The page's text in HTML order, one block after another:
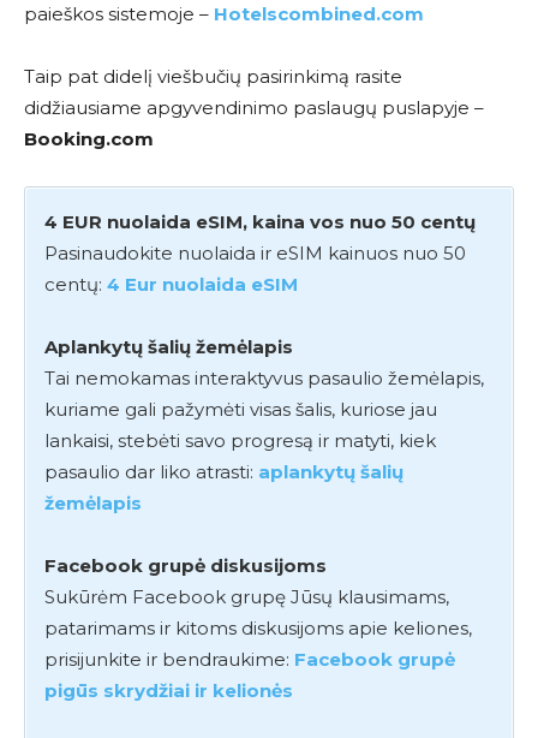
paieškos sistemoje – Hotelscombined.com
Taip pat didelį viešbučių pasirinkimą rasite
didžiausiame apgyvendinimo paslaugų puslapyje –
Booking.com
4 EUR nuolaida eSIM, kaina vos nuo 50 centų
Pasinaudokite nuolaida ir eSIM kainuos nuo 50
centų: 4 Eur nuolaida eSIM
Aplankytų šalių žemėlapis
Tai nemokamas interaktyvus pasaulio žemėlapis,
kuriame gali pažymėti visas šalis, kuriose jau
lankaisi, stebėti savo progresą ir matyti, kiek
pasaulio dar liko atrasti: aplankytų šalių
žemėlapis
Facebook grupė diskusijoms
Sukūrėm Facebook grupę Jūsų klausimams,
patarimams ir kitoms diskusijoms apie keliones,
prisijunkite ir bendraukime: Facebook grupė
pigūs skrydžiai ir kelionės